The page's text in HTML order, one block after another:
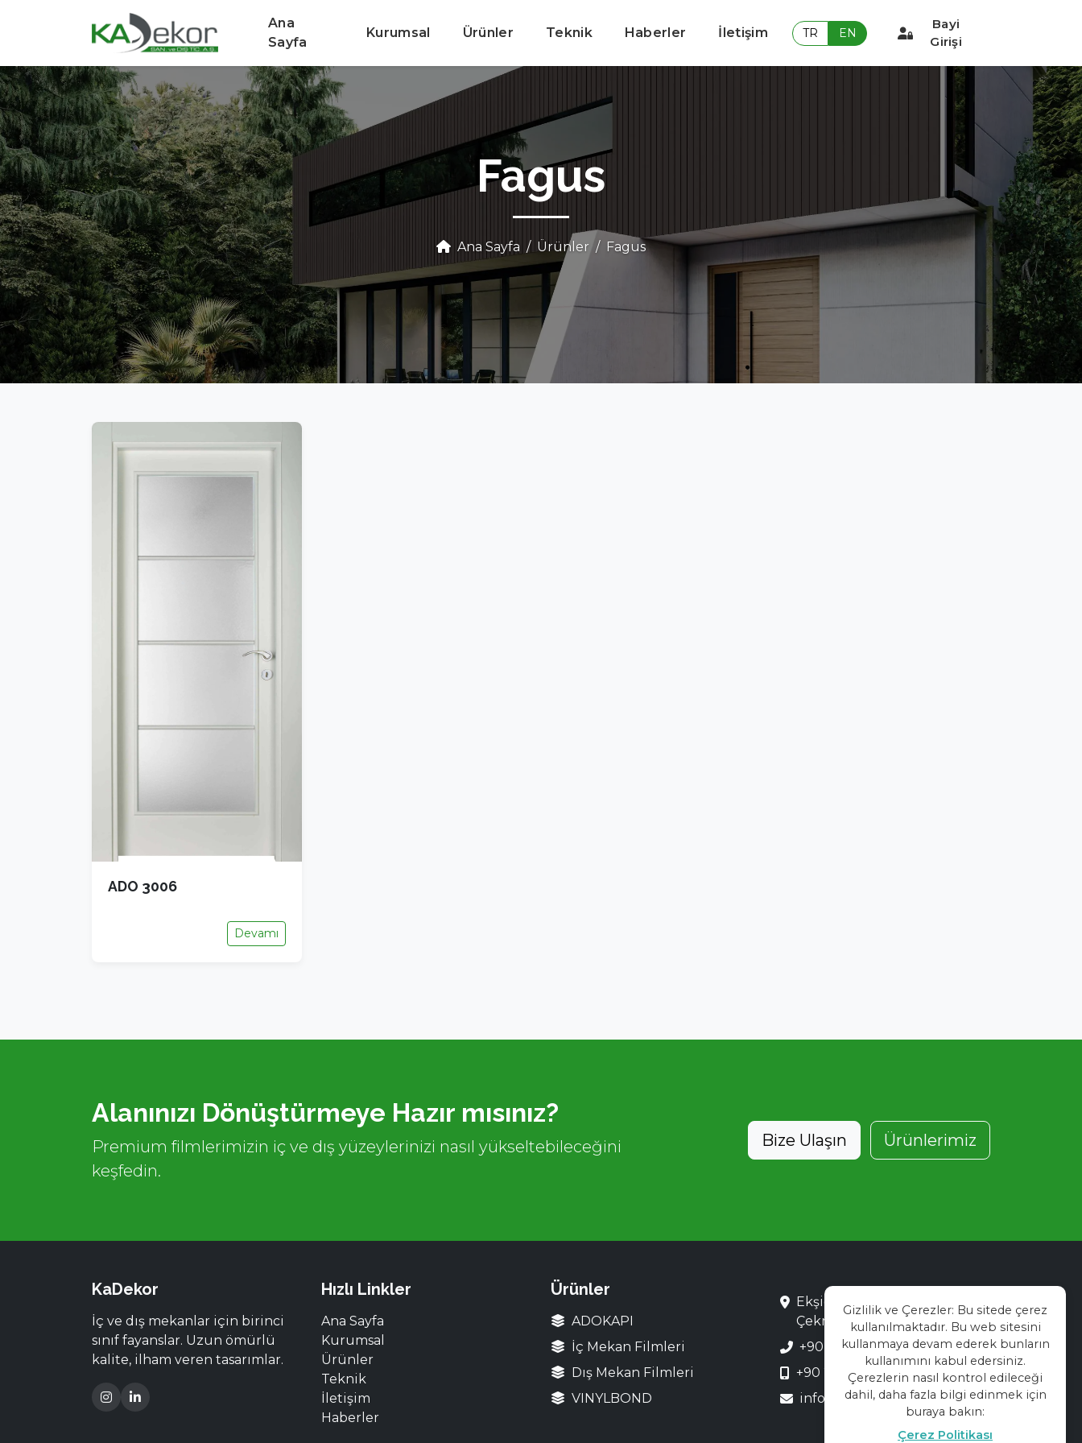
Ana
Sayfa
Kurumsal Ürünler Teknik Haberler İletişim TR EN
Bayi
Girişi
Fagus
Ana Sayfa Ürünler Fagus
ADO 3006
Devamı
Alanınızı Dönüştürmeye Hazır mısınız?
Premium filmlerimizin iç ve dış yüzeylerinizi nasıl yükseltebileceğini
keşfedin.
Bize Ulaşın Ürünlerimiz
KaDekor
İç ve dış mekanlar için birinci
sınıf fayanslar. Uzun ömürlü
kalite, ilham veren tasarımlar.
Hızlı Linkler
Ana Sayfa
Kurumsal
Ürünler
Teknik
İletişim
Haberler
Ürünler
ADOKAPI
İç Mekan Filmleri
Dış Mekan Filmleri
VINYLBOND
Ekşioğlu Mah. Saray Cad. No:3
Çekmeköy / İstanbul
+90 216 313 28 48
+90 216 313 55 66
info@kadekor.com.tr
Gizlilik ve Çerezler: Bu sitede çerez
kullanılmaktadır. Bu web sitesini
kullanmaya devam ederek bunların
kullanımını kabul edersiniz.
Çerezlerin nasıl kontrol edileceği
dahil, daha fazla bilgi edinmek için
buraya bakın:
Çerez Politikası